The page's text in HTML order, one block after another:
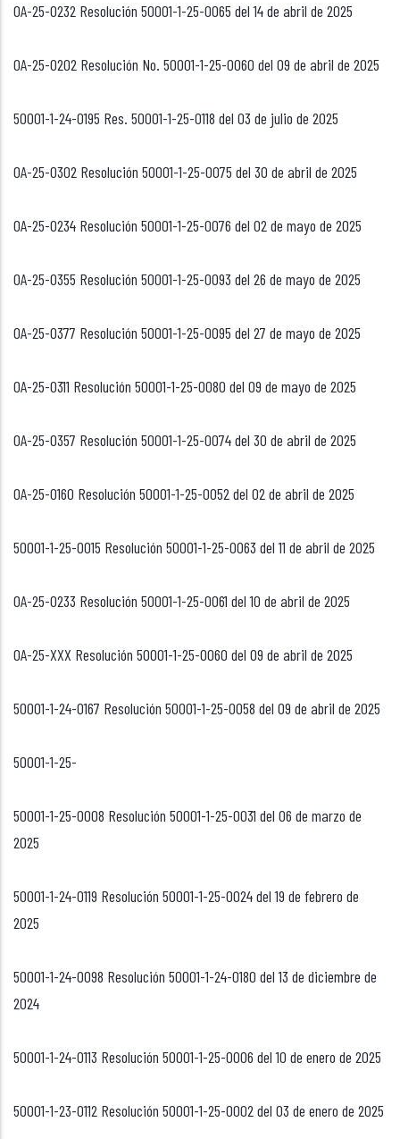
OA-25-0232 Resolución 50001-1-25-0065 del 14 de abril de 2025
OA-25-0202 Resolución No. 50001-1-25-0060 del 09 de abril de 2025
50001-1-24-0195 Res. 50001-1-25-0118 del 03 de julio de 2025
OA-25-0302 Resolución 50001-1-25-0075 del 30 de abril de 2025
OA-25-0234 Resolución 50001-1-25-0076 del 02 de mayo de 2025
OA-25-0355 Resolución 50001-1-25-0093 del 26 de mayo de 2025
OA-25-0377 Resolución 50001-1-25-0095 del 27 de mayo de 2025
OA-25-0311 Resolución 50001-1-25-0080 del 09 de mayo de 2025
OA-25-0357 Resolución 50001-1-25-0074 del 30 de abril de 2025
OA-25-0160 Resolución 50001-1-25-0052 del 02 de abril de 2025
50001-1-25-0015 Resolución 50001-1-25-0063 del 11 de abril de 2025
OA-25-0233 Resolución 50001-1-25-0061 del 10 de abril de 2025
OA-25-XXX Resolución 50001-1-25-0060 del 09 de abril de 2025
50001-1-24-0167 Resolución 50001-1-25-0058 del 09 de abril de 2025
50001-1-25-
50001-1-25-0008 Resolución 50001-1-25-0031 del 06 de marzo de
2025
50001-1-24-0119 Resolución 50001-1-25-0024 del 19 de febrero de
2025
50001-1-24-0098 Resolución 50001-1-24-0180 del 13 de diciembre de
2024
50001-1-24-0113 Resolución 50001-1-25-0006 del 10 de enero de 2025
50001-1-23-0112 Resolución 50001-1-25-0002 del 03 de enero de 2025